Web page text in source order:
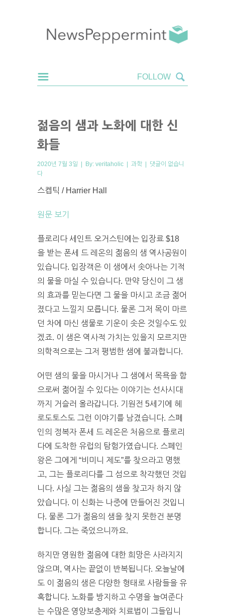
젊음의 샘과 노화에 대한 신
화들
2020년 7월 3일 | By: veritaholic | 과학 | 댓글이 없습니
다
스켑틱 / Harrier Hall
원문 보기
플로리다 세인트 오거스틴에는 입장료 $18
을 받는 폰세 드 레온의 젊음의 샘 역사공원이
있습니다. 입장객은 이 샘에서 솟아나는 기적
의 물을 마실 수 있습니다. 만약 당신이 그 샘
의 효과를 믿는다면 그 물을 마시고 조금 젊어
졌다고 느낄지 모릅니다. 물론 그저 목이 마르
던 차에 마신 샘물로 기운이 솟은 것일수도 있
겠죠. 이 샘은 역사적 가치는 있을지 모르지만
의학적으로는 그저 평범한 샘에 불과합니다.
어떤 샘의 물을 마시거나 그 샘에서 목욕을 함
으로써 젊어질 수 있다는 이야기는 선사시대
까지 거슬러 올라갑니다. 기원전 5세기에 헤
로도토스도 그런 이야기를 남겼습니다. 스페
인의 정복자 폰세 드 레온은 처음으로 플로리
다에 도착한 유럽의 탐험가였습니다. 스페인
왕은 그에게 “비미니 제도”를 찾으라고 명했
고, 그는 플로리다를 그 섬으로 착각했던 것입
니다. 사실 그는 젊음의 샘을 찾고자 하지 않
았습니다. 이 신화는 나중에 만들어진 것입니
다. 물론 그가 젊음의 샘을 찾지 못한건 분명
합니다. 그는 죽었으니까요.
하지만 영원한 젊음에 대한 희망은 사라지지
않으며, 역사는 끝없이 반복됩니다. 오늘날에
도 이 젊음의 샘은 다양한 형태로 사람들을 유
혹합니다. 노화를 방지하고 수명을 늘여준다
는 수많은 영양보충제와 치료법이 그들입니